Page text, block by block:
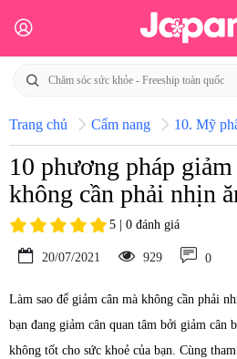
Trang chủ Cẩm nang 10. Mỹ
10 phương pháp
không cần phải nhịn
5 | 0 đánh giá
20/07/2021 929 0
Làm sao để giảm cân mà không cần phải
bạn đang giảm cân quan tâm bởi giảm cân
không tốt cho sức khoẻ của bạn. Cùng